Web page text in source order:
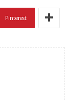
Pinterest